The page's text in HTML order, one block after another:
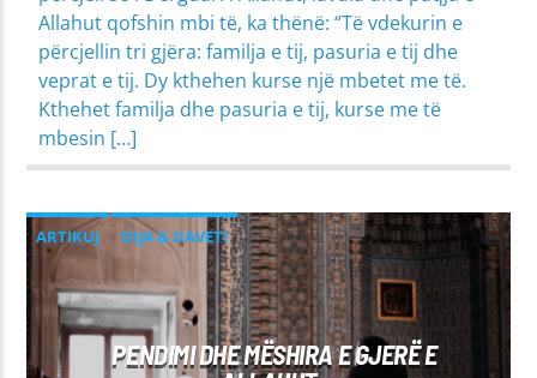
Allahut qofshin mbi të, ka thënë: “Të vdekurin e
përcjellin tri gjëra: familja e tij, pasuria e tij dhe
veprat e tij. Dy kthehen kurse një mbetet me të.
Kthehet familja dhe pasuria e tij, kurse me të
mbesin […]
ARTIKUJ
DIJA & DAVETI
PROBLEME SHPIRTËRORE & SHOQËRORE
PENDIMI DHE MËSHIRA E GJERË E